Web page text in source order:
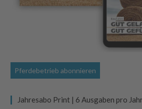
Pferdebetrieb abonnieren
Jahresabo Print | 6 Ausgaben pro Jahr